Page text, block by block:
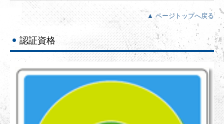
▲ ページトップへ戻る
認証資格